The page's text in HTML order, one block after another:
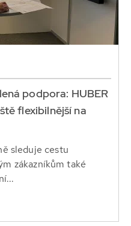
podpora: HUBER
flexibilnější na
sleduje cestu
zákazníkům také